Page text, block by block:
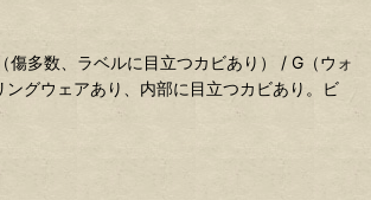
傷多数、ラベルに目立つカビあり） / G（ウォ
ングウェアあり、内部に目立つカビあり。ビ